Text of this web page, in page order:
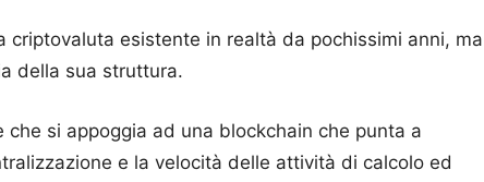
criptovaluta esistente in realtà da pochissimi anni, ma
della sua struttura.
si appoggia ad una blockchain che punta a
e la velocità delle attività di calcolo ed